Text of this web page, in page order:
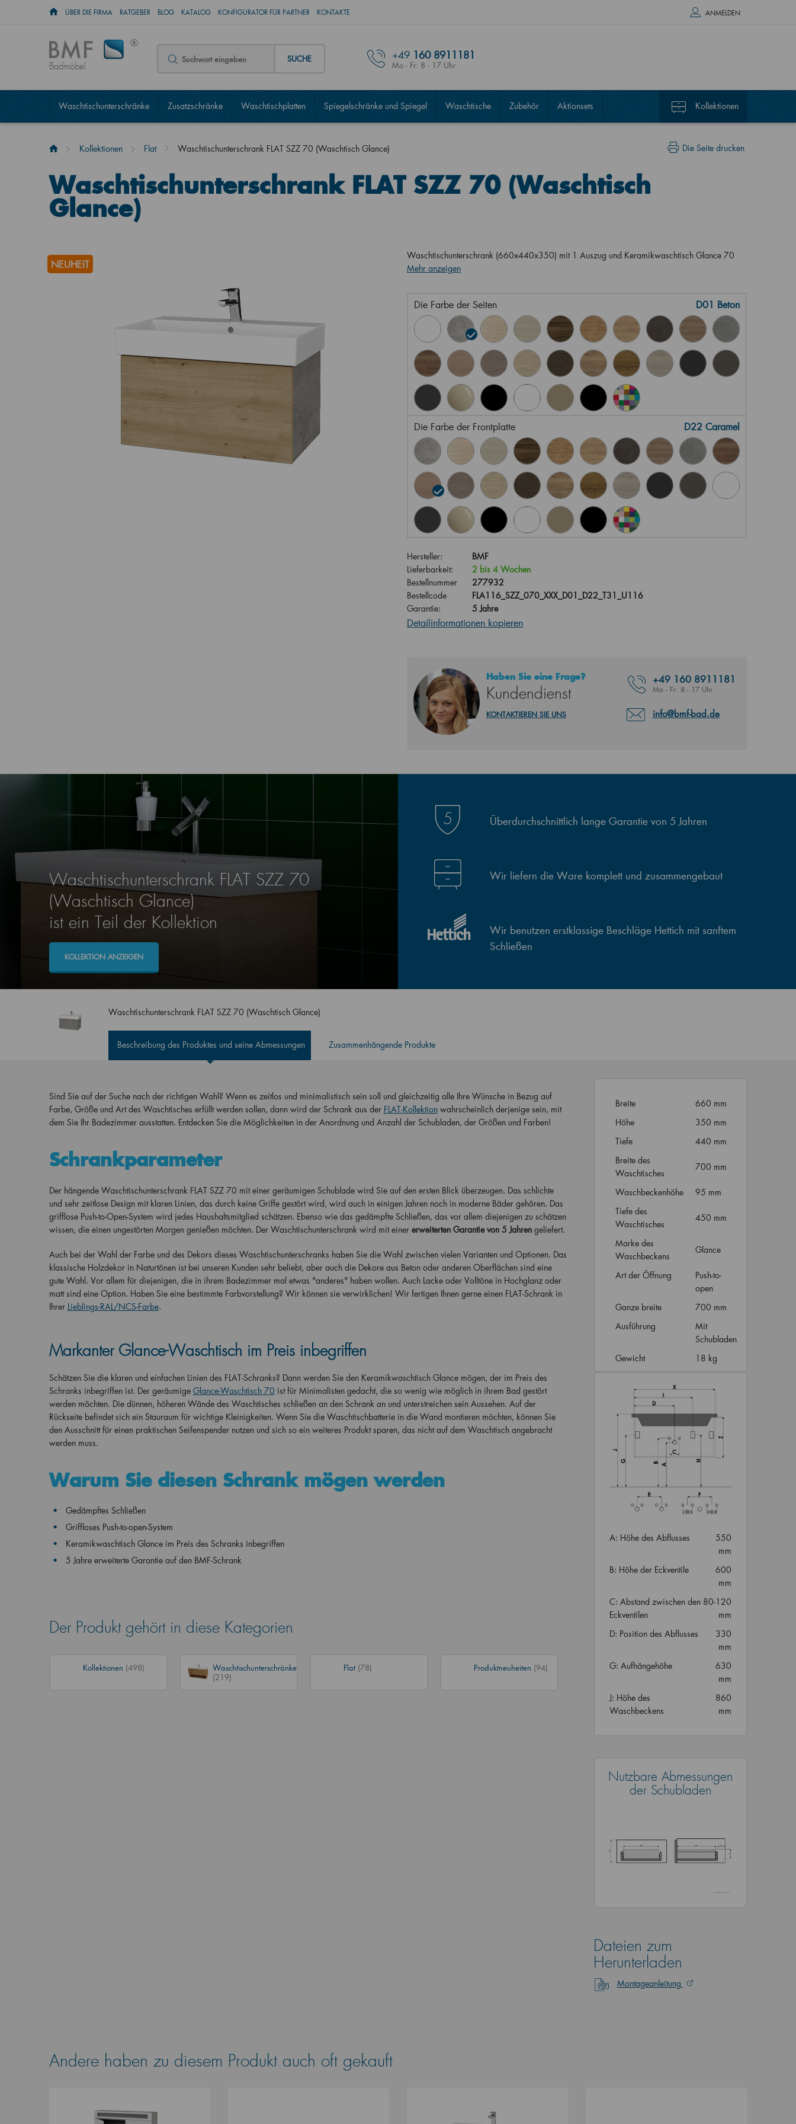
ÜBER DIE FIRMA RATGEBER BLOG KATALOG KONFIGURATOR FÜR PARTNER KONTAKTE ANMELDEN
Badmöbel
SUCHE +49 160 8911181
Mo - Fr: 8 - 17 Uhr
Waschtischunterschränke Zusatzschränke Waschtischplatten Spiegelschränke und Spiegel Waschtische Zubehör Aktionsets Kollektionen
Die Seite drucken
Kollektionen Flat Waschtischunterschrank FLAT SZZ 70 (Waschtisch Glance)
Waschtischunterschrank FLAT SZZ 70 (Waschtisch
Glance)
NEUHEIT
Waschtischunterschrank (660x440x350) mit 1 Auszug und Keramikwaschtisch Glance 70
Mehr anzeigen
Die Farbe der Seiten D01 Beton
Die Farbe der Frontplatte D22 Caramel
Hersteller:
BMF
Lieferbarkeit:
2 bis 4 Wochen
Bestellnummer
277932
Bestellcode
FLA116_SZZ_070_XXX_D01_D22_T31_U116
Garantie:
5 Jahre
Detailinformationen kopieren
Haben Sie eine Frage?
Kundendienst
+49 160 8911181
Mo - Fr: 8 - 17 Uhr
info@bmf-bad.de
KONTAKTIEREN SIE UNS
Waschtischunterschrank FLAT SZZ 70
(Waschtisch Glance)
ist ein Teil der Kollektion
KOLLEKTION ANZEIGEN
Überdurchschnittlich lange Garantie von 5 Jahren
Wir liefern die Ware komplett und zusammengebaut
Wir benutzen erstklassige Beschläge Hettich mit sanftem
Schließen
Waschtischunterschrank FLAT SZZ 70 (Waschtisch Glance)
Beschreibung des Produktes und seine Abmessungen Zusammenhängende Produkte
Sind Sie auf der Suche nach der richtigen Wahl? Wenn es zeitlos und minimalistisch sein soll und gleichzeitig alle Ihre Wünsche in Bezug auf
Farbe, Größe und Art des Waschtisches erfüllt werden sollen, dann wird der Schrank aus der FLAT-Kollektion wahrscheinlich derjenige sein, mit
dem Sie Ihr Badezimmer ausstatten. Entdecken Sie die Möglichkeiten in der Anordnung und Anzahl der Schubladen, der Größen und Farben!
Schrankparameter
Der hängende Waschtischunterschrank FLAT SZZ 70 mit einer geräumigen Schublade wird Sie auf den ersten Blick überzeugen. Das schlichte
und sehr zeitlose Design mit klaren Linien, das durch keine Griffe gestört wird, wird auch in einigen Jahren noch in moderne Bäder gehören. Das
grifflose Push-to-Open-System wird jedes Haushaltsmitglied schätzen. Ebenso wie das gedämpfte Schließen, das vor allem diejenigen zu schätzen
wissen, die einen ungestörten Morgen genießen möchten. Der Waschtischunterschrank wird mit einer erweiterten Garantie von 5 Jahren geliefert.
Auch bei der Wahl der Farbe und des Dekors dieses Waschtischunterschranks haben Sie die Wahl zwischen vielen Varianten und Optionen. Das
klassische Holzdekor in Naturtönen ist bei unseren Kunden sehr beliebt, aber auch die Dekore aus Beton oder anderen Oberflächen sind eine
gute Wahl. Vor allem für diejenigen, die in ihrem Badezimmer mal etwas "anderes" haben wollen. Auch Lacke oder Volltöne in Hochglanz oder
matt sind eine Option. Haben Sie eine bestimmte Farbvorstellung? Wir können sie verwirklichen! Wir fertigen Ihnen gerne einen FLAT-Schrank in
Ihrer Lieblings-RAL/NCS-Farbe.
Markanter Glance-Waschtisch im Preis inbegriffen
Schätzen Sie die klaren und einfachen Linien des FLAT-Schranks? Dann werden Sie den Keramikwaschtisch Glance mögen, der im Preis des
Schranks inbegriffen ist. Der geräumige Glance-Waschtisch 70 ist für Minimalisten gedacht, die so wenig wie möglich in ihrem Bad gestört
werden möchten. Die dünnen, höheren Wände des Waschtisches schließen an den Schrank an und unterstreichen sein Aussehen. Auf der
Rückseite befindet sich ein Stauraum für wichtige Kleinigkeiten. Wenn Sie die Waschtischbatterie in die Wand montieren möchten, können Sie
den Ausschnitt für einen praktischen Seifenspender nutzen und sich so ein weiteres Produkt sparen, das nicht auf dem Waschtisch angebracht
werden muss.
Warum Sie diesen Schrank mögen werden
Gedämpftes Schließen
Griffloses Push-to-open-System
Keramikwaschtisch Glance im Preis des Schranks inbegriffen
5 Jahre erweiterte Garantie auf den BMF-Schrank
Der Produkt gehört in diese Kategorien
Kollektionen (498)
Waschtischunterschränke
(219)
Flat (78) Produktneuheiten (94)
Breite
660 mm
Höhe
350 mm
Tiefe
440 mm
Breite des
Waschtisches
700 mm
Waschbeckenhöhe
95 mm
Tiefe des
Waschtisches
450 mm
Marke des
Waschbeckens
Glance
Art der Öffnung
Push-to-
open
Ganze breite
700 mm
Ausführung
Mit
Schubladen
Gewicht
18 kg
A: Höhe des Abflusses
550
mm
B: Höhe der Eckventile
600
mm
C: Abstand zwischen den
Eckventilen
80-120
mm
D: Position des Abflusses
330
mm
G: Aufhängehöhe
630
mm
J: Höhe des
Waschbeckens
860
mm
Nutzbare Abmessungen
der Schubladen
Dateien zum
Herunterladen
Montageanleitung
Andere haben zu diesem Produkt auch oft gekauft